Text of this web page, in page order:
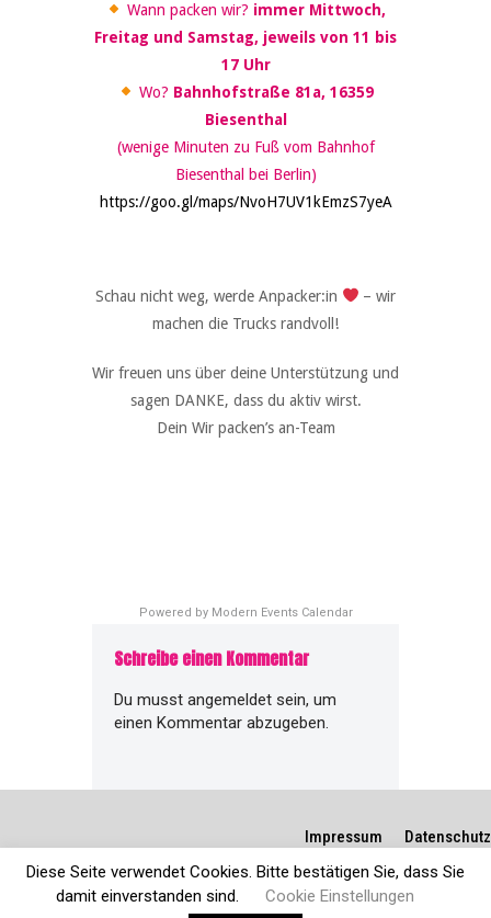
Wann packen wir? immer Mittwoch,
Freitag und Samstag, jeweils von 11 bis
17 Uhr
Wo? Bahnhofstraße 81a, 16359
Biesenthal
(wenige Minuten zu Fuß vom Bahnhof
Biesenthal bei Berlin)
https://goo.gl/maps/NvoH7UV1kEmzS7yeA
Schau nicht weg, werde Anpacker:in
– wir
machen die Trucks randvoll!
Wir freuen uns über deine Unterstützung und
sagen DANKE, dass du aktiv wirst.
Dein Wir packen’s an-Team
Powered by Modern Events Calendar
Schreibe einen Kommentar
Du musst angemeldet sein, um
einen Kommentar abzugeben.
Impressum
Datenschutz
Diese Seite verwendet Cookies. Bitte bestätigen Sie, dass Sie
damit einverstanden sind.
Cookie Einstellungen